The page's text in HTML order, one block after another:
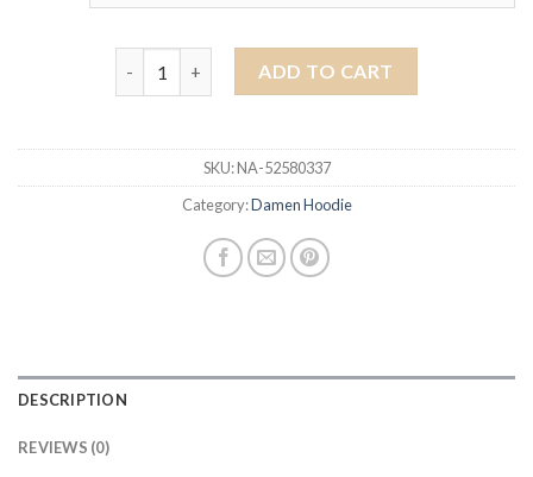
damen hoodie quantityADD TO CART
SKU:NA-52580337
Category:Damen Hoodie
DESCRIPTION
REVIEWS (0)